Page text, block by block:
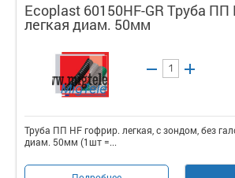
Ecoplast 60150HF-GR Труба ПП
легкая диам. 50мм
Труба ПП HF гофрир. легкая, с зондом, без
диам. 50мм (1шт =...